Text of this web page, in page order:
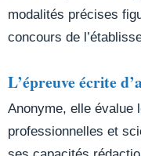
modalités précises
concours de
L’épreuve écrite
Anonyme, elle évalue
professionnelles et